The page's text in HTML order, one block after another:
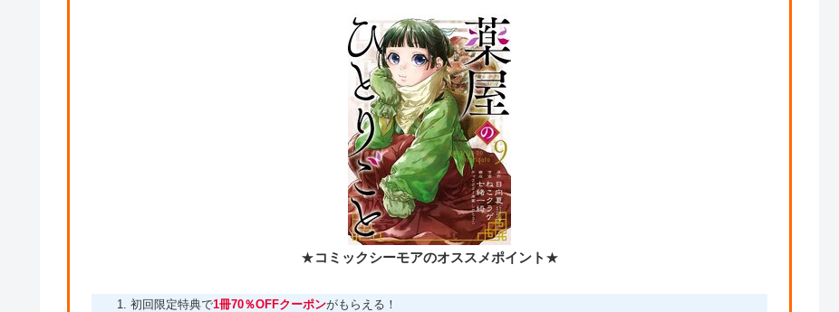
★コミックシーモアのオススメポイント ★
初回限定特典で1冊70％OFFクーポンがもらえる！